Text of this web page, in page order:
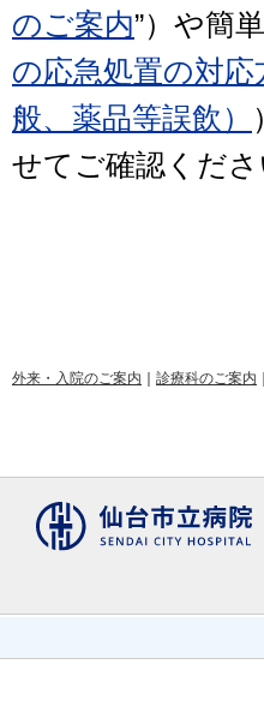
のご案内”）や簡
の応急処置の対
般、薬品等誤飲）
せてご確認くださ
外来・入院のご案内 ｜ 診療科のご案内 ｜